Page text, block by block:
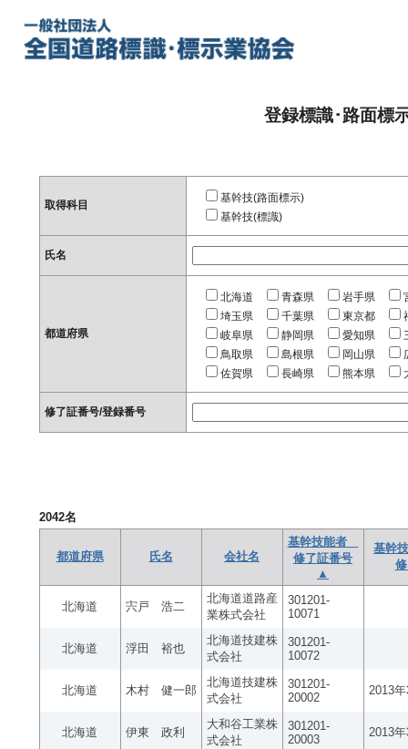
登録標識･路面標
取得科目
基幹技(路面標示)
基幹技(標識)
氏名
都道府県
北海道 青森県 岩手県
埼玉県
千葉県 東京都
岐阜県
静岡県 愛知県
鳥取県
島根県 岡山県
佐賀県
長崎県 熊本県
修了証番号/登録番号
2042名
都道府県 氏名 会社名
基幹技能者
修了証番号
▲
基幹
北海道 宍戸 浩二
北海道道路産
業株式会社
301201-
10071
北海道 浮田 裕也
北海道技建株
式会社
301201-
10072
北海道 木村 健一郎
北海道技建株
式会社
301201-
20002
2013
北海道 伊東 政利
大和谷工業株
式会社
301201-
20003
2013